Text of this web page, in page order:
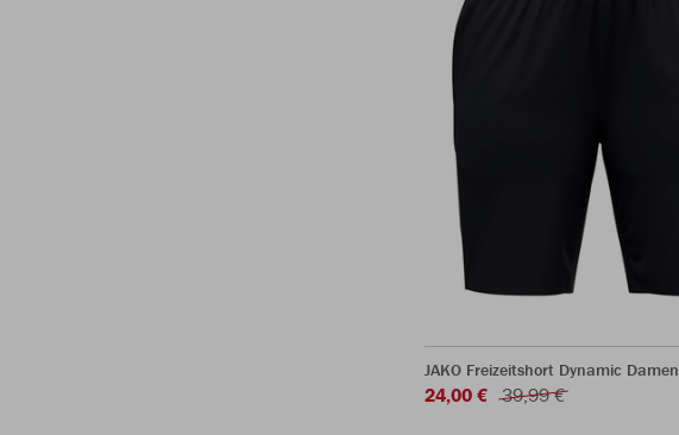
JAKO Freizeitshort Dynamic Damen
24,00 € 39,99 €